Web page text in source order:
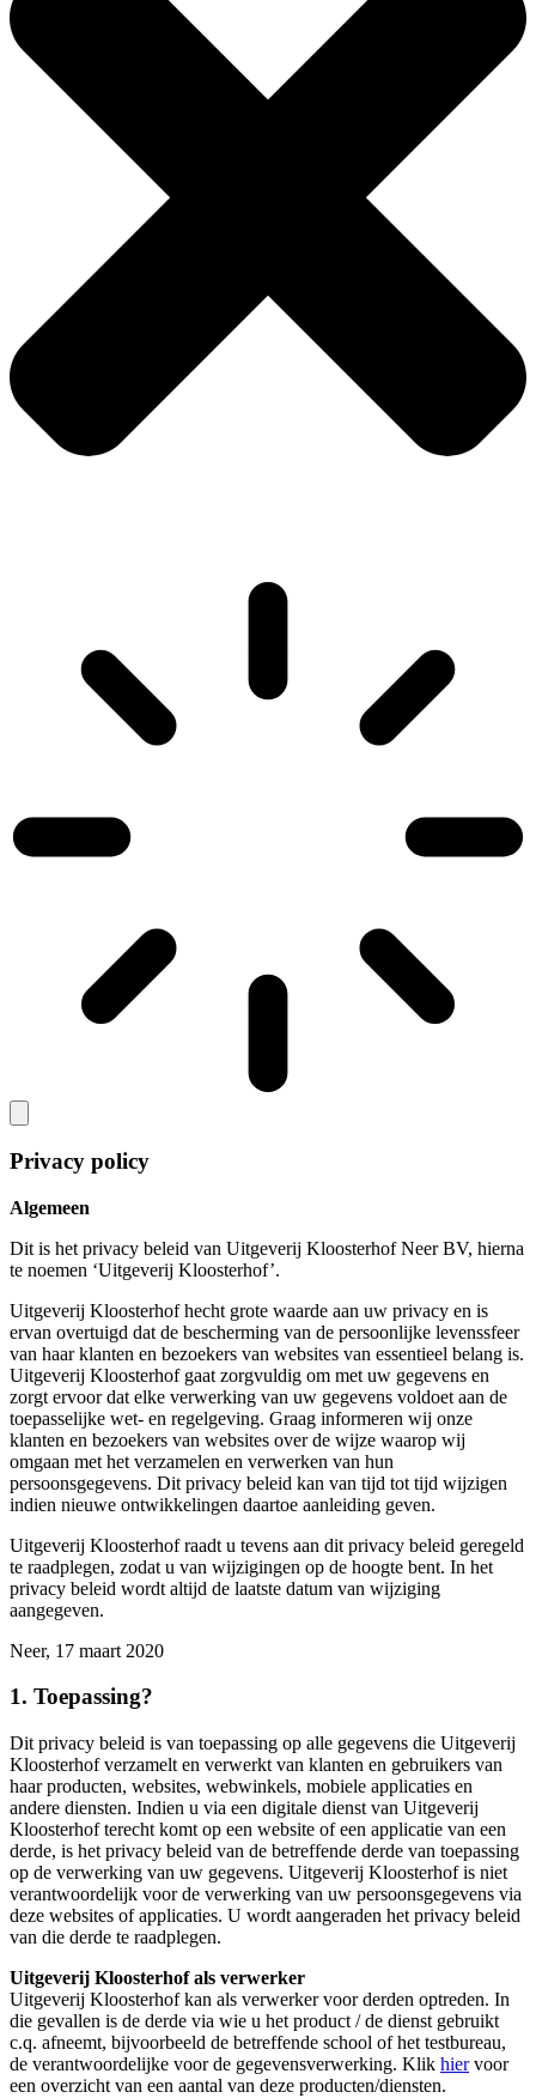
Privacy policy
Algemeen
Dit is het privacy beleid van Uitgeverij Kloosterhof Neer BV, hierna
te noemen ‘Uitgeverij Kloosterhof’.
Uitgeverij Kloosterhof hecht grote waarde aan uw privacy en is
ervan overtuigd dat de bescherming van de persoonlijke levenssfeer
van haar klanten en bezoekers van websites van essentieel belang is.
Uitgeverij Kloosterhof gaat zorgvuldig om met uw gegevens en
zorgt ervoor dat elke verwerking van uw gegevens voldoet aan de
toepasselijke wet- en regelgeving. Graag informeren wij onze
klanten en bezoekers van websites over de wijze waarop wij
omgaan met het verzamelen en verwerken van hun
persoonsgegevens. Dit privacy beleid kan van tijd tot tijd wijzigen
indien nieuwe ontwikkelingen daartoe aanleiding geven.
Uitgeverij Kloosterhof raadt u tevens aan dit privacy beleid geregeld
te raadplegen, zodat u van wijzigingen op de hoogte bent. In het
privacy beleid wordt altijd de laatste datum van wijziging
aangegeven.
Neer, 17 maart 2020
1. Toepassing?
Dit privacy beleid is van toepassing op alle gegevens die Uitgeverij
Kloosterhof verzamelt en verwerkt van klanten en gebruikers van
haar producten, websites, webwinkels, mobiele applicaties en
andere diensten. Indien u via een digitale dienst van Uitgeverij
Kloosterhof terecht komt op een website of een applicatie van een
derde, is het privacy beleid van de betreffende derde van toepassing
op de verwerking van uw gegevens. Uitgeverij Kloosterhof is niet
verantwoordelijk voor de verwerking van uw persoonsgegevens via
deze websites of applicaties. U wordt aangeraden het privacy beleid
van die derde te raadplegen.
Uitgeverij Kloosterhof als verwerker
Uitgeverij Kloosterhof kan als verwerker voor derden optreden. In
die gevallen is de derde via wie u het product / de dienst gebruikt
c.q. afneemt, bijvoorbeeld de betreffende school of het testbureau,
de verantwoordelijke voor de gegevensverwerking. Klik hiervoor
een overzicht van een aantal van deze producten/diensten.